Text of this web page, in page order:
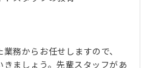
務からお任せしますので、
ましょう。先輩スタッフがあ